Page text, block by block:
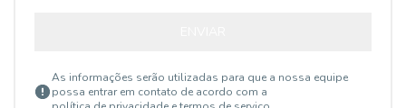
As informações serão utilizadas para que a nossa equipe
possa entrar em contato de acordo com a